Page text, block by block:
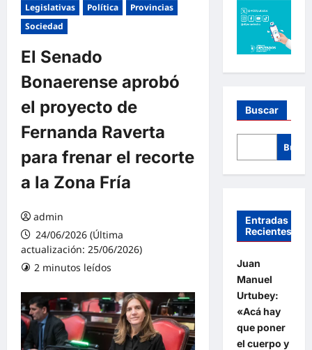
Legislativas Política
Provincias
Sociedad
El Senado
Bonaerense aprobó
el proyecto de
Fernanda Raverta
para frenar el recorte
a la Zona Fría
admin
24/06/2026 (Última
actualización: 25/06/2026)
2 minutos leídos
Buscar
Entradas
Recientes
Juan
Manuel
Urtubey:
«Acá hay
que poner
el cuerpo y